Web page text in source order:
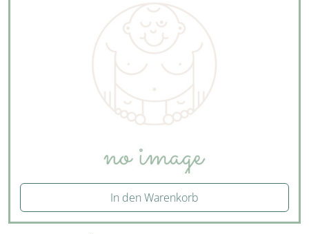
In den Warenkorb